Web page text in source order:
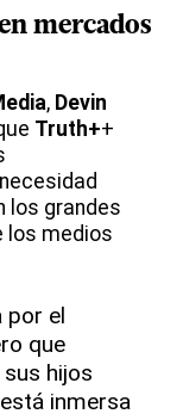
mercados
, Devin
Truth++
los grandes
los medios
por el
que
hijos
inmersa